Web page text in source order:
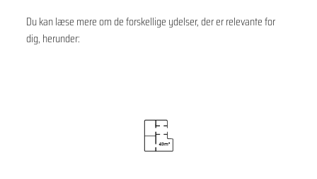
Du kan læse mere om de forskellige ydelser, der er relevante for
dig, herunder: